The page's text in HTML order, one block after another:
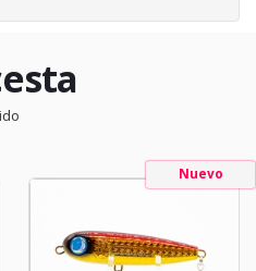
Nuevo